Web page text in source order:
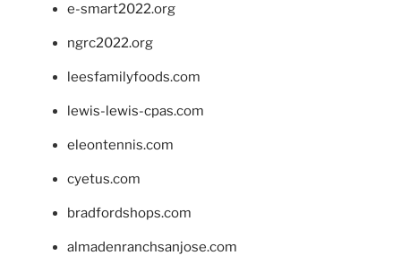
e-smart2022.org
ngrc2022.org
leesfamilyfoods.com
lewis-lewis-cpas.com
eleontennis.com
cyetus.com
bradfordshops.com
almadenranchsanjose.com